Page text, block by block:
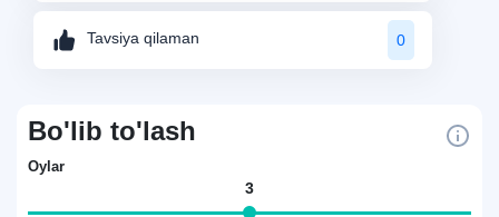
Tavsiya qilaman 0
Bo'lib to'lash
Oylar
3